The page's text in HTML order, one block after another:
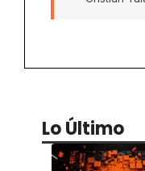
Lo Último